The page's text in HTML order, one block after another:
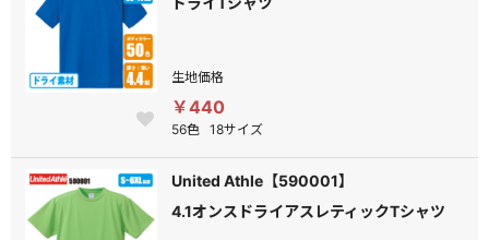
生地価格
￥440
56色 18サイズ
United Athle【590001】
4.1オンスドライアスレティックTシャツ